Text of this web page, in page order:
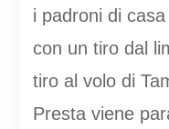
i padroni di
con un tiro dal
tiro al volo di
Presta viene